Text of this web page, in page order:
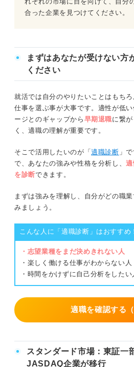
合った企業を見つけてください。
まずはあなたが受けない方
ください
就活では自分のやりたいことはもち
仕事を選ぶ事が大事です。適性が低
ージとのギャップから 早期退職に繋
く、適職の理解が重要です。
そこで活用したいのが「適職診断 」
で、あなたの強みや性格を分析し、
を診断できます。
まずは強みを理解し、自分がどの職
みましょう。
こんな人に「適職診断」はおすすめ
・志望業種をまだ決めきれない人
・楽しく働ける仕事がわからない人
・時間をかけずに自己分析をしたい
適職を確認する（
スタンダード市場：東証一
JASDAQ企業が移行